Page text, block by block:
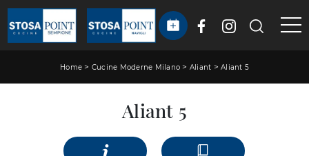
Home > Cucine Moderne Milano > Aliant > Aliant 5
Aliant 5